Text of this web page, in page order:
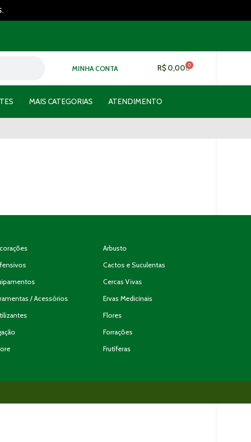
MINHA CONTA R$ 0,00 0
MAIS CATEGORIAS ATENDIMENTO
/ Acessórios
Arbusto
Cactos e Suculentas
Cercas Vivas
Ervas Medicinais
Flores
Forrações
Frutíferas